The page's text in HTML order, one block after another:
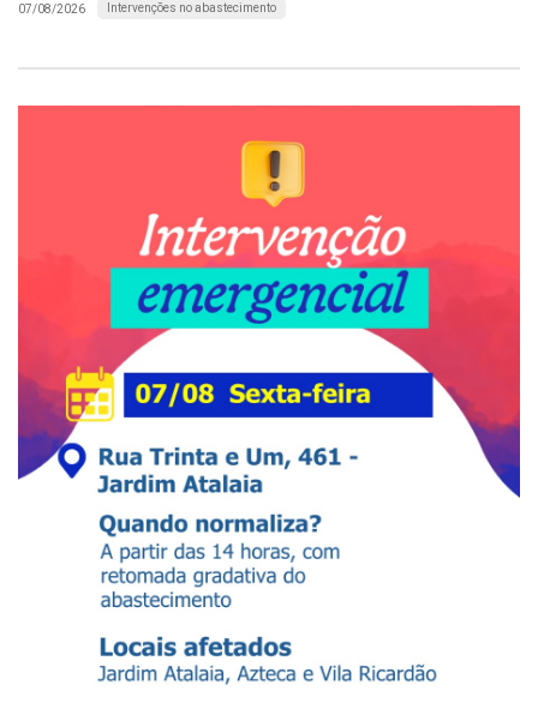
07/08/2026 Intervenções no abastecimento